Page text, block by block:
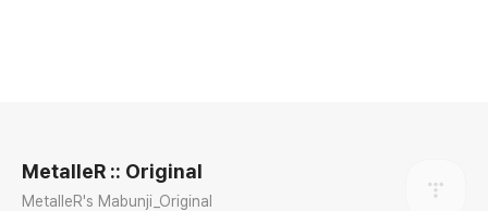
MetalleR :: Original
MetalleR's Mabunji_Original